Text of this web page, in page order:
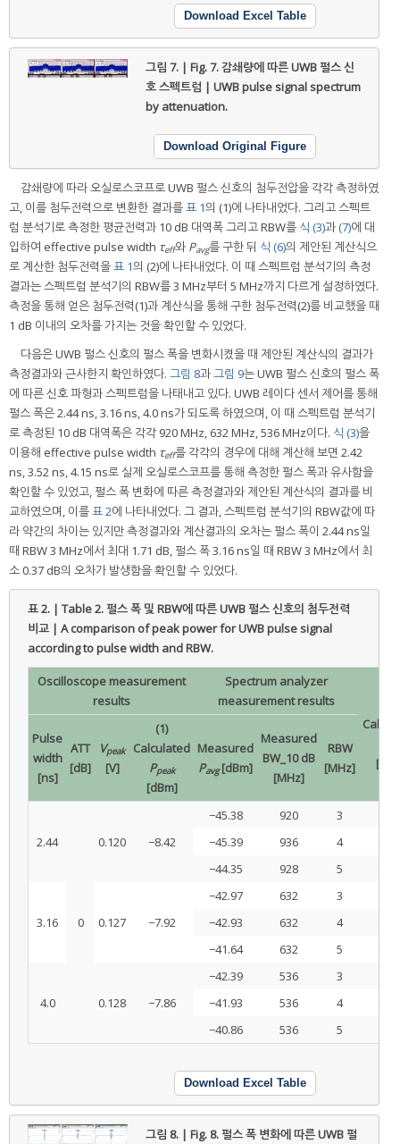
Download Excel Table
그림 7. | Fig. 7.감쇄량에 따른 UWB 펄스 신
호 스펙트럼 | UWB pulse signal spectrum
by attenuation.
Download Original Figure
감쇄량에 따라 오실로스코프로 UWB 펄스 신호의 첨두전압을 각각 측정하였
고, 이를 첨두전력으로 변환한 결과를표 1의 (1)에 나타내었다. 그리고 스펙트
럼 분석기로 측정한 평균전력과 10 dB 대역폭 그리고 RBW를 식 (3)과(7)에 대
입하여 effective pulse width τeff와 Pavg를 구한 뒤 식 (6)의 제안된 계산식으
로 계산한 첨두전력을표 1의 (2)에 나타내었다. 이 때 스펙트럼 분석기의 측정
결과는 스펙트럼 분석기의 RBW를 3 MHz부터 5 MHz까지 다르게 설정하였다.
측정을 통해 얻은 첨두전력(1)과 계산식을 통해 구한 첨두전력(2)를 비교했을 때
1 dB 이내의 오차를 가지는 것을 확인할 수 있었다.
다음은 UWB 펄스 신호의 펄스 폭을 변화시켰을 때 제안된 계산식의 결과가
측정결과와 근사한지 확인하였다. 그림 8과그림 9는 UWB 펄스 신호의 펄스 폭
에 따른 신호 파형과 스펙트럼을 나태내고 있다. UWB 레이다 센서 제어를 통해
펄스 폭은 2.44 ns, 3.16 ns, 4.0 ns가 되도록 하였으며, 이 때 스펙트럼 분석기
로 측정된 10 dB 대역폭은 각각 920 MHz, 632 MHz, 536 MHz이다. 식 (3)을
이용해 effective pulse width τeff를 각각의 경우에 대해 계산해 보면 2.42
ns, 3.52 ns, 4.15 ns로 실제 오실로스코프를 통해 측정한 펄스 폭과 유사함을
확인할 수 있었고, 펄스 폭 변화에 따른 측정결과와 제안된 계산식의 결과를 비
교하였으며, 이를표 2에 나타내었다. 그 결과, 스펙트럼 분석기의 RBW값에 따
라 약간의 차이는 있지만 측정결과와 계산결과의 오차는 펄스 폭이 2.44 ns일
때 RBW 3 MHz에서 최대 1.71 dB, 펄스 폭 3.16 ns일 때 RBW 3 MHz에서 최
소 0.37 dB의 오차가 발생함을 확인할 수 있었다.
표 2. | Table 2. 펄스 폭 및 RBW에 따른 UWB 펄스 신호의 첨두전력
비교 | A comparison of peak power for UWB pulse signal
according to pulse width and RBW.
Oscilloscope measurement
results
Spectrum analyzer
measurement results
Pulse
width
[ns]
ATT
[dB]
Vpeak
[V]
(1)
Calculated
Ppeak
[dBm]
Measured
Pavg[dBm]
Measured
BW_10 dB
[MHz]
RBW
[MHz]
2.44
0
0.120 −8.42
−45.38 920 3
−45.39
936 4
−44.35
928 5
3.16 0.127 −7.92
−42.97 632 3
−42.93
632 4
−41.64
632 5
4.0 0.128 −7.86
−42.39 536 3
−41.93
536 4
−40.86
536 5
Download Excel Table
그림 8. | Fig. 8. 펄스 폭 변화에 따른 UWB 펄